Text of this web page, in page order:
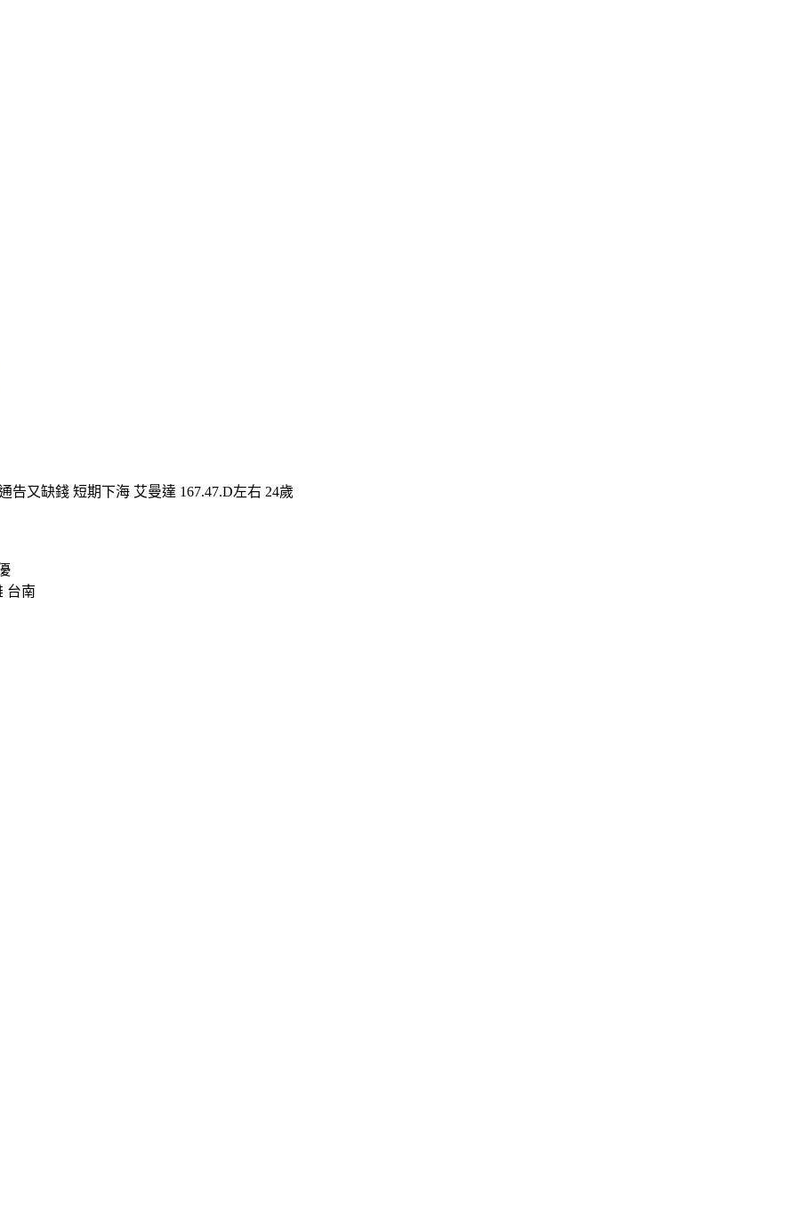
台中外送茶、彰化外送茶、新竹外送茶、高雄外送茶和台南外送茶等地。我們的夥伴包含 AV 女優、學生兼職、上班族、空
告又缺錢 短期下海 艾曼達 167.47.D左右 24歲
台南